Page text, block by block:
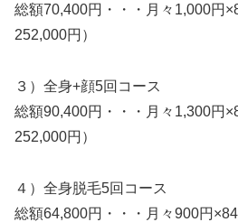
総額70,400円・・・月々1,000円
252,000円）
３）全身+顔5回コース
総額90,400円・・・月々1,300円
252,000円）
４）全身脱毛5回コース
総額64,800円・・・月々900円